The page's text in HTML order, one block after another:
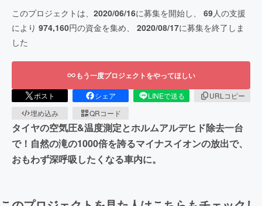
このプロジェクトは、 2020/06/16に募集を開始し、 69人の支援
により 974,160円の資金を集め、 2020/08/17に募集を終了しま
した
もう一度プロジェクトをやってほしい
ポスト シェア LINEで送る
URLコピー
埋め込み
QRコード
タイヤの空気圧&温度測定とホルムアルデヒド除去一台
で！自然の滝の1000倍を誇るマイナスイオンの放出で、
おもわず深呼吸したくなる車内に。